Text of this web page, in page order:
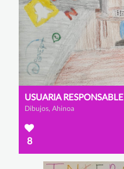
USUARIA RESPONSABLE
Dibujos, Ahinoa
8